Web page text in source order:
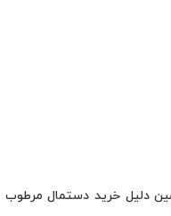
دلیل خرید دستمال مرطوب